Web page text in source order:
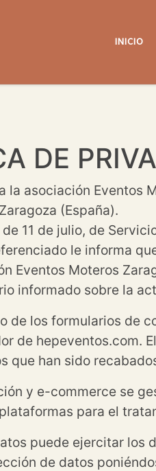
INICIO
DE
asociación Eventos
(España).
11 de julio, de
le informa
Eventos Moteros
informado sobre la
de los formularios de
de hepeventos.com.
que han sido
y e-commerce se
para el
puede ejercitar los
de datos